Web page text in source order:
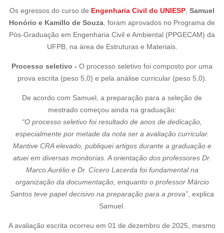
Os egressos do curso de Engenharia Civil do UNIESP Samuel
Honório e Kamillo de Souza , foram aprovados no Programa de
Pós-Graduação em Engenharia Civil e Ambiental (PPGECAM) da
UFPB, na área de Estruturas e Materiais.
Processo seletivo - O processo seletivo foi composto por uma
prova escrita (peso 5,0) e pela análise curricular (peso 5,0).
De acordo com Samuel, a preparação para a seleção de
mestrado começou ainda na graduação:
“⁠O processo seletivo foi resultado de anos de dedicação,
especialmente por metade da nota ser a avaliação curricular.
Mantive CRA elevado, publiquei artigos durante a graduação e
atuei em diversas monitorias. A orientação dos professores Dr.
Marco Aurélio e Dr. Cícero Lacerda foi fundamental na
organização da documentação, enquanto o professor Márcio
Santos teve papel decisivo na preparação para a prova” , explica
Samuel.
A avaliação escrita ocorreu em 01 de dezembro de 2025, mesmo